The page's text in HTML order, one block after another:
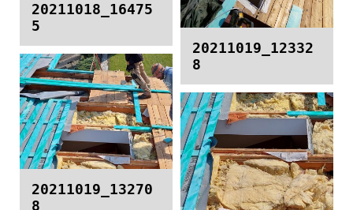
20211018_16475
5
20211019_13270
8
20211019_12332
8